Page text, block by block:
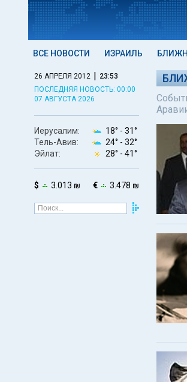
ВСЕ НОВОСТИ ИЗРАИЛЬ
26 АПРЕЛЯ 2012 | 23:53
ПОСЛЕДНЯЯ НОВОСТЬ: 00:00
07 АВГУСТА 2026
Иерусалим: 18° - 31°
Тель-Авив:
24° - 32°
Эйлат:
28° - 41°
$ 3.013 ₪ € 3.478 ₪